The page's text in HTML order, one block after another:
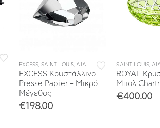
EXCESS SAINT LOUIS ΔΙΑΚΟΣΜΗΣΗ
EXCESS Κρυστάλλινο
Presse Papier – Μικρό
Μέγεθος
€198.00
SAINT LOUIS
ROYAL
Μπολ
€400.00